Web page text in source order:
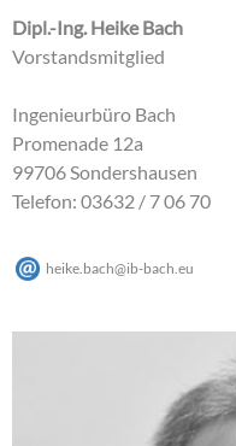
Dipl.-Ing. Heike Bach
Vorstandsmitglied
Ingenieurbüro Bach
Promenade 12a
99706 Sondershausen
Telefon: 03632 / 7 06 70
heike.bach@ib-bach eu